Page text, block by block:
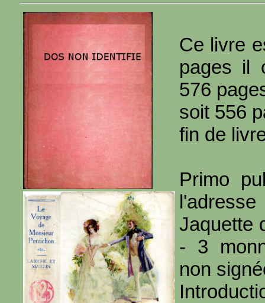
Ce livre
pages il
576
soit 556
fin de
Primo
l'adresse
Jaquette
- 3
non